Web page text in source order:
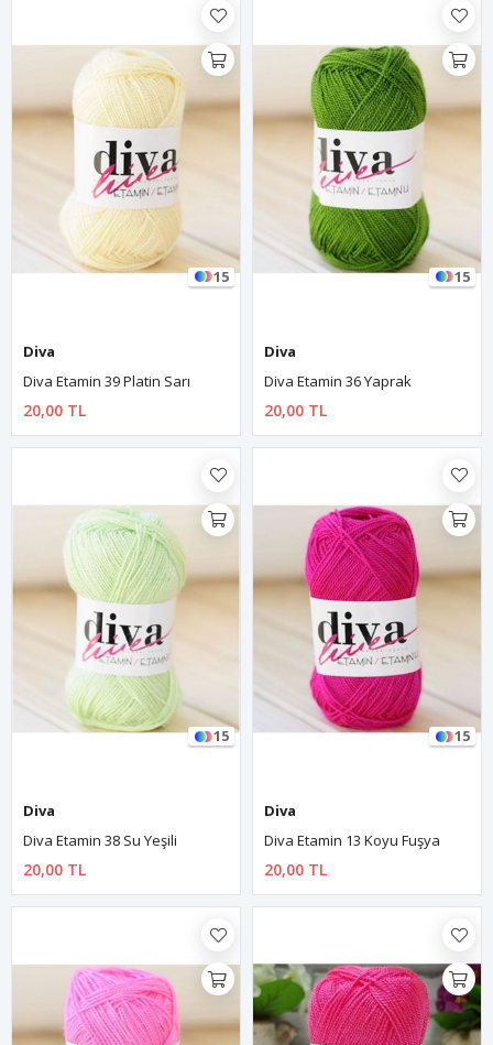
15
Diva
Diva Etamin 39 Platin Sarı
20,00 TL
15
Diva
Diva Etamin 36 Yaprak
20,00 TL
15
Diva
Diva Etamin 38 Su Yeşili
20,00 TL
15
Diva
Diva Etamin 13 Koyu Fuşya
20,00 TL